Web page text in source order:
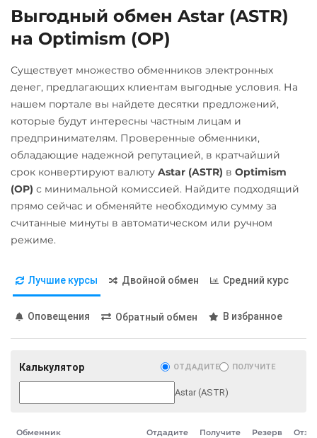
Internet Computer (ICP)
IOTA (MIOTA)
Kaspa (KAS)
Litecoin (LTC)
Monero (XMR)
NEAR Protocol
Notcoin (NOT)
ONDO
Ontology (ONT)
Pax Dollar (USDP)
Qtum
Ravencoin (RVN)
Ак Барс Банк RUB
Альфа-Банк
ВТБ Банк RUB
Газпромбанк RUB
Евразийский Банк KZT
Карта UZCARD UZS
Карта МИР RUB
Любой банк
UAH
Открытие RUB
UAH
Почта Банк RUB
Выгодный обмен Astar (ASTR)
на Optimism (OP)
Существует множество обменников электронных
денег, предлагающих клиентам выгодные условия. На
нашем портале вы найдете десятки предложений,
которые будут интересны частным лицам и
предпринимателям. Проверенные обменники,
обладающие надежной репутацией, в кратчайший
срок конвертируют валюту Astar (ASTR) в Optimism
(OP) с минимальной комиссией. Найдите подходящий
прямо сейчас и обменяйте необходимую сумму за
считанные минуты в автоматическом или ручном
режиме.
Лучшие курсы Двойной обмен Средний курс
Оповещения Обратный обмен В избранное
Калькулятор ОТДАДИТЕ ПОЛУЧИТЕ
Astar (ASTR)
Обменник Отдадите Получите Резерв